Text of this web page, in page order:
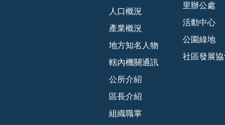
人口概況
產業概況
地方知名人物
轄內機關通訊
公所介紹
區長介紹
組織職掌
里辦公處
活動中心
公園綠地
社區發展協